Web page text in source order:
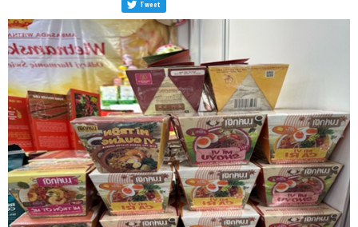
Tweet